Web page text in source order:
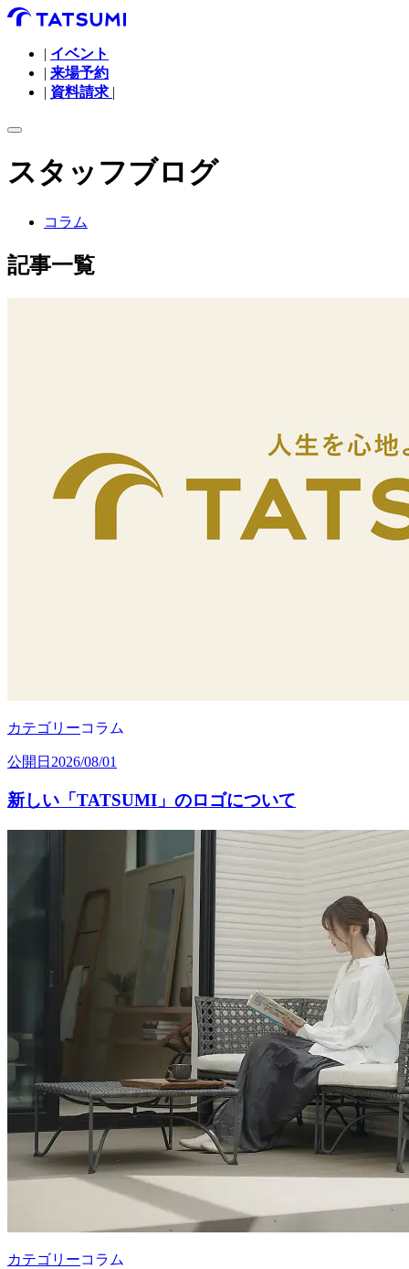
| イベント
| 来場予約
| 資料請求 |
スタッフブログ
コラム
記事一覧
カテゴリーコラム
公開日 2026/08/01
新しい「TATSUMI」のロゴについて
カテゴリーコラム